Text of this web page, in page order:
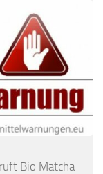
Bio Matcha